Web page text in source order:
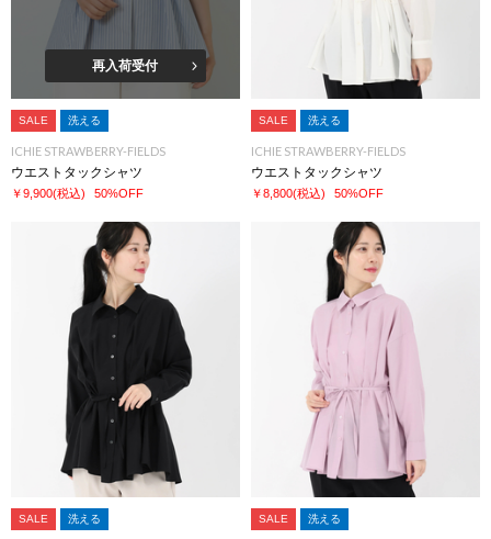
再入荷受付
SALE 洗える
ICHIE STRAWBERRY-FIELDS
ウエストタックシャツ
￥9,900(税込) 50%OFF
SALE 洗える
ICHIE STRAWBERRY-FIELDS
ウエストタックシャツ
￥8,800(税込) 50%OFF
SALE 洗える SALE 洗える